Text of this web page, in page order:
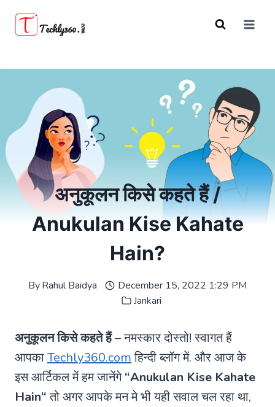
अनुकूलन किसे कहते हैं /
Anukulan Kise Kahate
Hain?
ByRahul Baidya
December 15, 2022 1:29 PM
Jankari
अनुकूलन किसे कहते हैं– नमस्कार दोस्तो! स्वागत हैं
आपकाTechly360.comहिन्दी ब्लॉग में. और आज के
इस आर्टिकल में हम जानेंगे“Anukulan Kise Kahate
Hain“तो अगर आपके मन मे भी यही सवाल चल रहा था,